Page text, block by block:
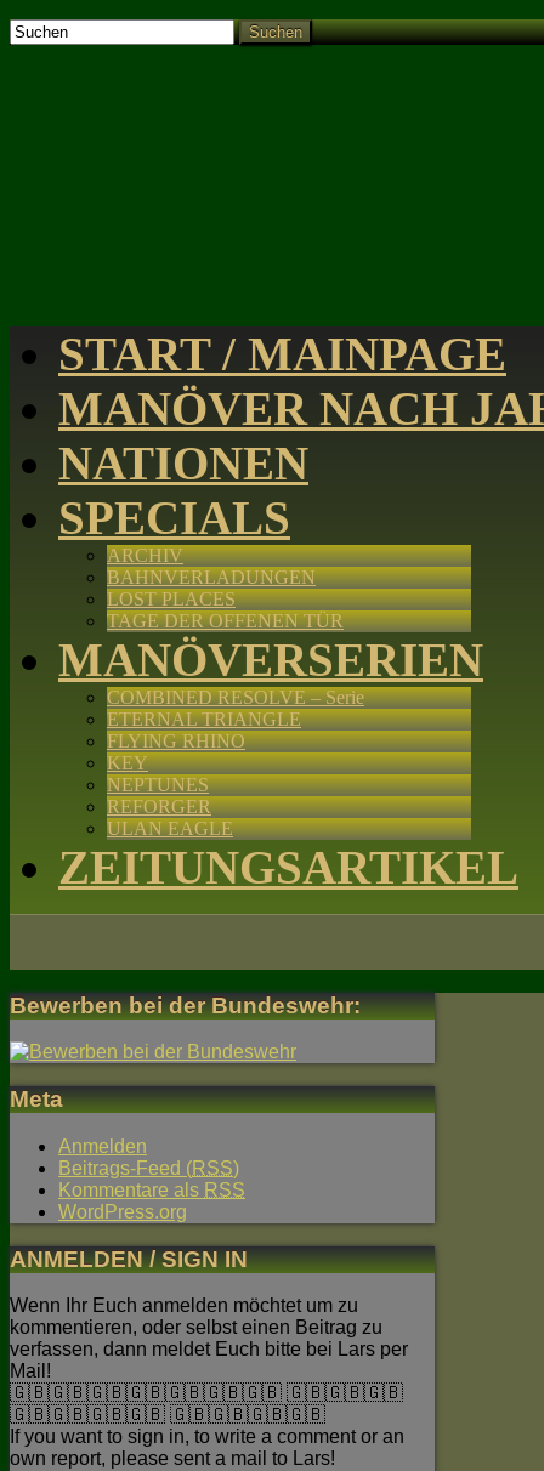
Suchen
START / MAINPAGE
MANÖVER NACH
NATIONEN
SPECIALS
ARCHIV
BAHNVERLADUNGEN
LOST PLACES
TAGE DER OFFENEN TÜR
MANÖVERSERIEN
COMBINED RESOLVE – Serie
ETERNAL TRIANGLE
FLYING RHINO
KEY
NEPTUNES
REFORGER
ULAN EAGLE
ZEITUNGSARTIKEL
Bewerben bei der Bundeswehr:
Meta
Anmelden
Beitrags-Feed (RSS)
Kommentare als RSS
WordPress.org
ANMELDEN / SIGN IN
Wenn Ihr Euch anmelden möchtet um zu
kommentieren, oder selbst einen Beitrag zu
verfassen, dann meldet Euch bitte bei Lars per
Mail!
🇬🇧🇬🇧🇬🇧🇬🇧🇬🇧🇬🇧🇬🇧 🇬🇧🇬🇧🇬🇧
🇬🇧🇬🇧🇬🇧🇬🇧 🇬🇧🇬🇧🇬🇧🇬🇧
If you want to sign in, to write a comment or an
own report, please sent a mail to Lars!